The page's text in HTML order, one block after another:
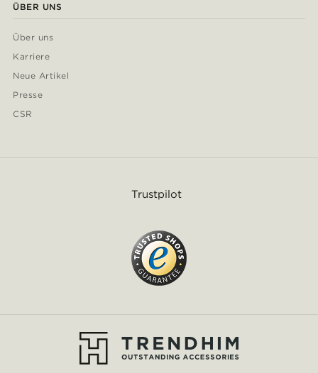
ÜBER UNS
Über uns
Karriere
Neue Artikel
Presse
CSR
Trustpilot